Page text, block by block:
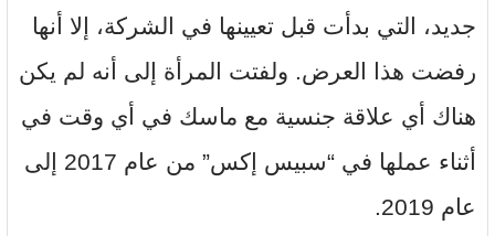
جديد، التي بدأت قبل تعيينها في الشركة، إلا أنها
رفضت هذا العرض. ولفتت المرأة إلى أنه لم يكن
هناك أي علاقة جنسية مع ماسك في أي وقت في
أثناء عملها في “سبيس إكس” من عام 2017 إلى
عام 2019.